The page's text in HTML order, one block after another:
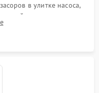
в улитке насоса,
ремонт платы
проводки.